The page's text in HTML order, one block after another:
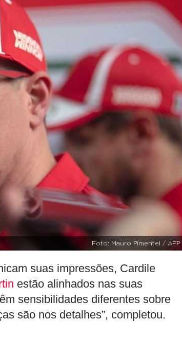
Foto: Mauro Pimentel / AFP
suas impressões, Cardile
estão alinhados nas suas
sensibilidades diferentes sobre
são nos detalhes”, completou.